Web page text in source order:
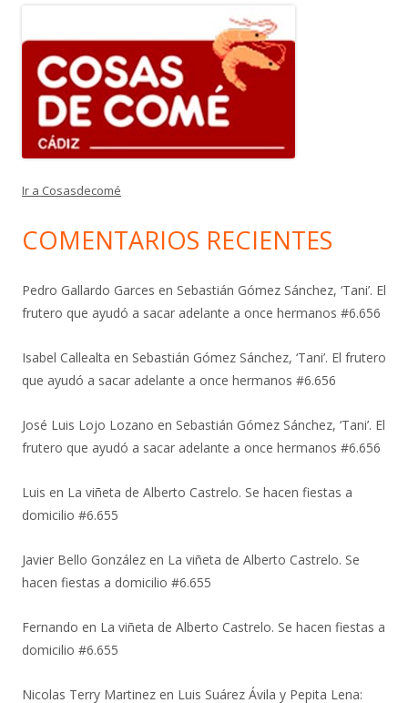
Ir a Cosasdecomé
COMENTARIOS RECIENTES
Pedro Gallardo Garces en Sebastián Gómez Sánchez, ‘Tani’. El
frutero que ayudó a sacar adelante a once hermanos #6.656
Isabel Callealta en Sebastián Gómez Sánchez, ‘Tani’. El frutero
que ayudó a sacar adelante a once hermanos #6.656
José Luis Lojo Lozano en Sebastián Gómez Sánchez, ‘Tani’. El
frutero que ayudó a sacar adelante a once hermanos #6.656
Luis en La viñeta de Alberto Castrelo. Se hacen fiestas a
domicilio #6.655
Javier Bello González en La viñeta de Alberto Castrelo. Se
hacen fiestas a domicilio #6.655
Fernando en La viñeta de Alberto Castrelo. Se hacen fiestas a
domicilio #6.655
Nicolas Terry Martinez en Luis Suárez Ávila y Pepita Lena: